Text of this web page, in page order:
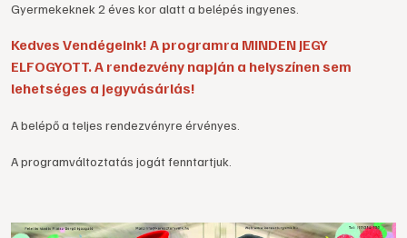
Gyermekeknek 2 éves kor alatt a belépés ingyenes.
Kedves Vendégeink! A programra MINDEN JEGY
ELFOGYOTT. A rendezvény napján a helyszínen sem
lehetséges a jegyvásárlás!
A belépő a teljes rendezvényre érvényes.
A programváltoztatás jogát fenntartjuk.